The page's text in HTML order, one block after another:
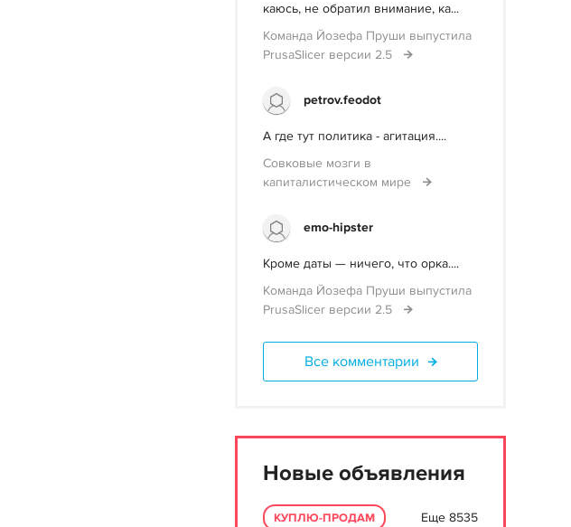
каюсь, не обратил внимание, ка...
Команда Йозефа Пруши выпустила
PrusaSlicer версии 2.5
petrov.feodot
А где тут политика - агитация....
Совковые мозги в
капиталистическом мире
emo-hipster
Кроме даты — ничего, что орка....
Команда Йозефа Пруши выпустила
PrusaSlicer версии 2.5
Все комментарии
Новые объявления
КУПЛЮ-ПРОДАМ Еще 8535